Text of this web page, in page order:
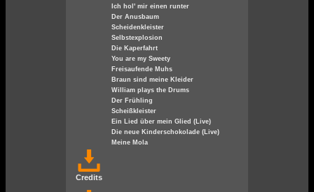
Ich hol' mir einen runter
Der Anusbaum
Scheidenkleister
Selbstexplosion
Die Kaperfahrt
You are my Sweety
Freisaufende Muhs
Braun sind meine Kleider
William plays the Drums
Der Frühling
Scheißkleister
Ein Lied über mein Glied (Live)
Die neue Kinderschokolade (Live)
Meine Mola
Credits